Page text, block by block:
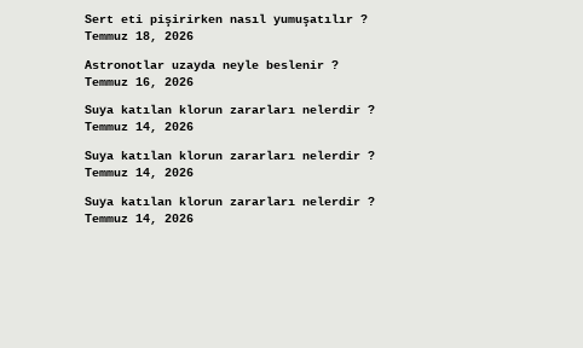
Sert eti pişirirken nasıl yumuşatılır ?
Temmuz 18, 2026
Astronotlar uzayda neyle beslenir ?
Temmuz 16, 2026
Suya katılan klorun zararları nelerdir ?
Temmuz 14, 2026
Suya katılan klorun zararları nelerdir ?
Temmuz 14, 2026
Suya katılan klorun zararları nelerdir ?
Temmuz 14, 2026